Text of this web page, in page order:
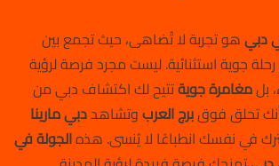
دبيهو تجربة لا تُضاهى، حيث تجمع بين
رحلة جوية استثنائية. ليست مجرد فرصة لرؤية
بلمغامرة جويةتتيح لك اكتشاف دبي من
تحلق فوقبرج العربوتشاهددبي مارينا
في نفسك انطباعًا لا يُنسى. هذهالجولة في